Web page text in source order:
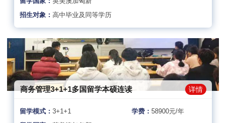
招生对象：高中毕业及同等学历
商务管理3+1+1多国留学本硕连读 详情
留学模式：3+1+1 学费： 58900元/年